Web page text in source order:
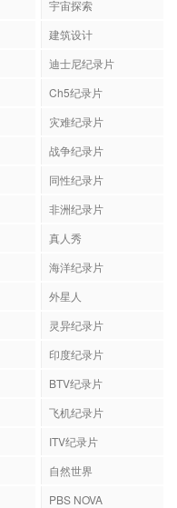
宇宙探索
建筑设计
迪士尼纪录片
Ch5纪录片
灾难纪录片
战争纪录片
同性纪录片
非洲纪录片
真人秀
海洋纪录片
外星人
灵异纪录片
印度纪录片
BTV纪录片
飞机纪录片
ITV纪录片
自然世界
PBS NOVA